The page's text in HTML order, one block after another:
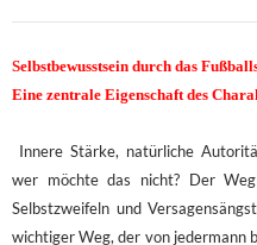
Selbstbewusstsein durch das
Eine zentrale Eigenschaft des
Innere Stärke, natürliche
wer möchte das nicht? Der
Selbstzweifeln und
wichtiger Weg, der von jedermann